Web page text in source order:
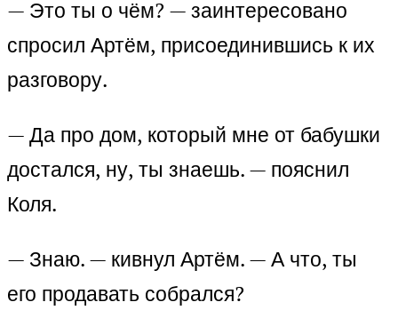
— Это ты о чём? — заинтересовано
спросил Артём, присоединившись к их
разговору.
— Да про дом, который мне от бабушки
достался, ну, ты знаешь. — пояснил
Коля.
— Знаю. — кивнул Артём. — А что, ты
его продавать собрался?